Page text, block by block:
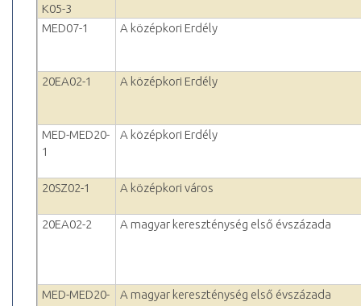
K05-3
MED07-1 A középkori Erdély
20EA02-1 A középkori Erdély
MED-MED20-
1
A középkori Erdély
20SZ02-1 A középkori város
20EA02-2 A magyar kereszténység első évszázada
MED-MED20-
A magyar kereszténység első évszázada